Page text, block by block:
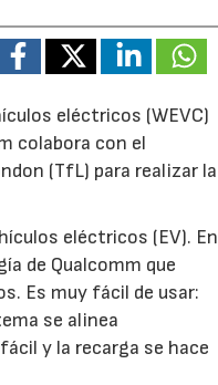
eléctricos (WEVC)
colabora con el
(TfL) para realizar la
eléctricos (EV). En
de Qualcomm que
Es muy fácil de usar:
se alinea
y la recarga se hace